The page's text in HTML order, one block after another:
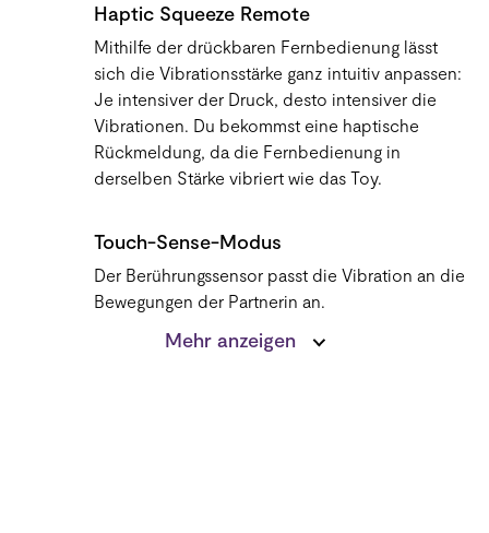
Haptic Squeeze Remote
Mithilfe der drückbaren Fernbedienung lässt
sich die Vibrationsstärke ganz intuitiv anpassen:
Je intensiver der Druck, desto intensiver die
Vibrationen. Du bekommst eine haptische
Rückmeldung, da die Fernbedienung in
derselben Stärke vibriert wie das Toy.
Touch-Sense-Modus
Der Berührungssensor passt die Vibration an die
Bewegungen der Partnerin an.
Mehr anzeigen